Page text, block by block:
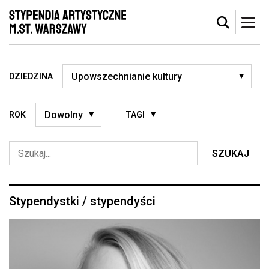
DZIEDZINA
ROK TAGI
SZUKAJ
Stypendystki / stypendyści